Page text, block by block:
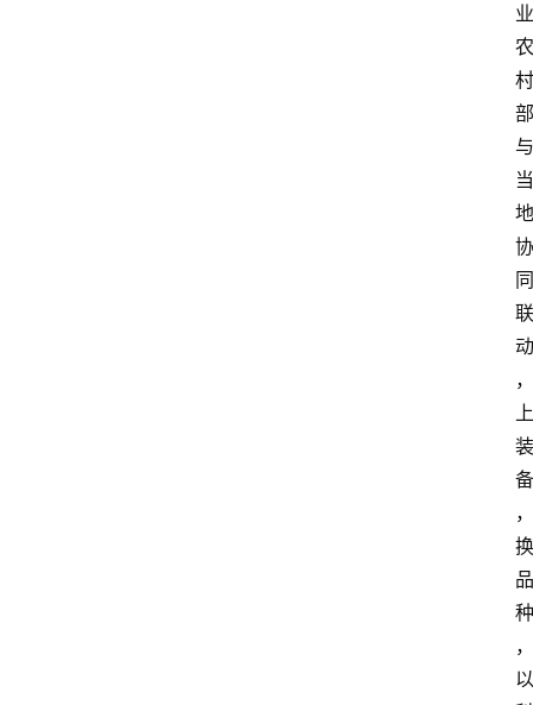
业
农
村
部
与
当
地
协
同
联
动
，
上
装
备
，
换
品
种
，
以